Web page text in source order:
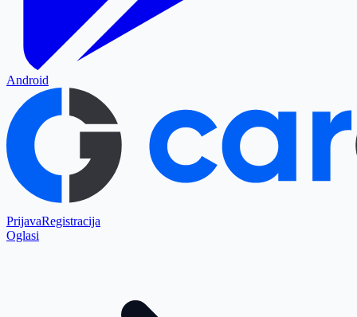
Android
PrijavaRegistracija
Oglasi